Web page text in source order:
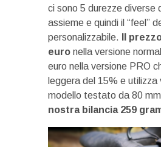
ci sono 5 durezze diverse
assieme e quindi il “feel”
personalizzabile.
Il
euro nella versione
euro nella versione PRO
leggera del 15% e utilizza
modello testato da 80 mm
nostra bilancia 259